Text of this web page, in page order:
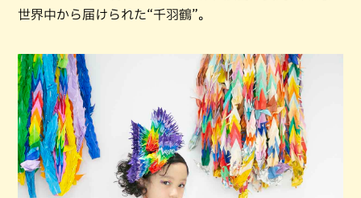
世界中から届けられた“千羽鶴”。